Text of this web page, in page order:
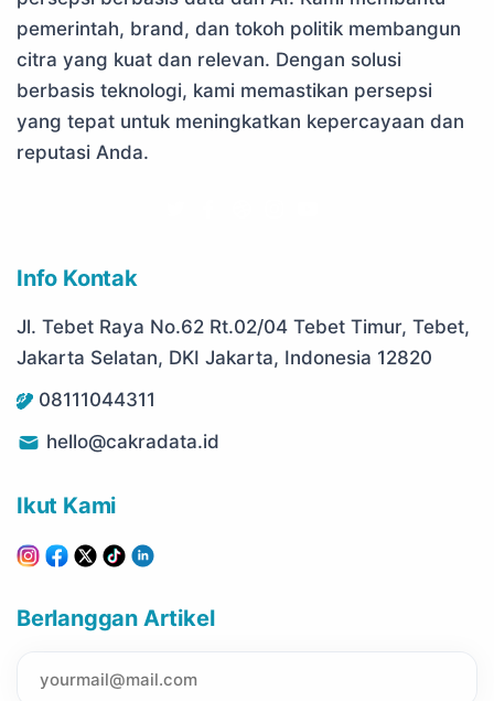
pemerintah, brand, dan tokoh politik membangun
citra yang kuat dan relevan. Dengan solusi
berbasis teknologi, kami memastikan persepsi
yang tepat untuk meningkatkan kepercayaan dan
reputasi Anda.
Info Kontak
Jl. Tebet Raya No.62 Rt.02/04 Tebet Timur, Tebet,
Jakarta Selatan, DKI Jakarta, Indonesia 12820
08111044311
hello@cakradata.id
Ikut Kami
Berlanggan Artikel